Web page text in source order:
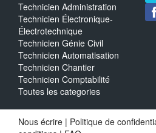
Technicien Administration
Technicien Électronique-
Électrotechnique
Technicien Génie Civil
Technicien Automatisation
Technicien Chantier
Technicien Comptabilité
Toutes les categories
Nous écrire | Politique de